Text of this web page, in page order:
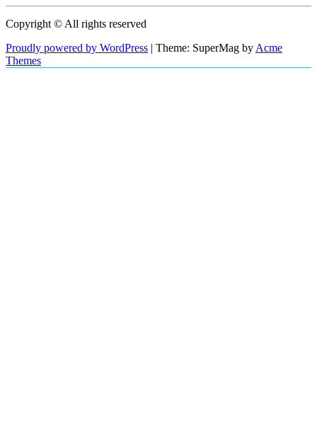
Copyright © All rights reserved
Proudly powered by WordPress | Theme: SuperMag by Acme
Themes